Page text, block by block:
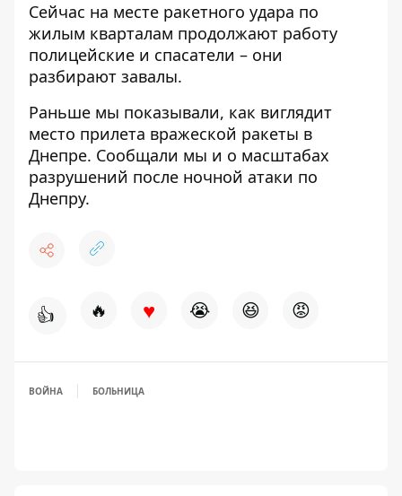
Сейчас на месте ракетного удара по
жилым кварталам продолжают работу
полицейские и спасатели – они
разбирают завалы.
Раньше мы показывали, как виглядит
место прилета вражеской ракеты в
Днепре. Сообщали мы и о масштабах
разрушений после ночной атаки по
Днепру.
👍 🔥 ♥ 😭 😆 😡
ВОЙНА БОЛЬНИЦА